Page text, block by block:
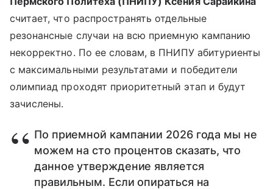
считает, что распространять отдельные
резонансные случаи на всю приемную кампанию
некорректно. По ее словам, в ПНИПУ абитуриенты
с максимальными результатами и победители
олимпиад проходят приоритетный этап и будут
зачислены.
По приемной кампании 2026 года мы не
можем на сто процентов сказать, что
данное утверждение является
правильным. Если опираться на